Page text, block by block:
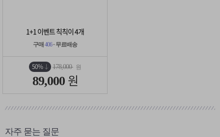
1+1 이벤트 칙칙이 4개
구매 406· 무료배송
50% 178,000 원
89,000 원
자주 묻는 질문